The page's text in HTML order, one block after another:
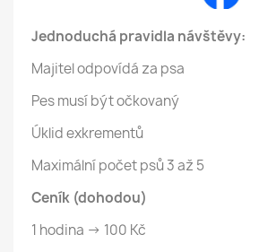
Jednoduchá pravidla návštěvy:
Majitel odpovídá za psa
Pes musí být očkovaný
Úklid exkrementů
Maximální počet psů 3 až 5
Ceník (dohodou)
1 hodina → 100 Kč